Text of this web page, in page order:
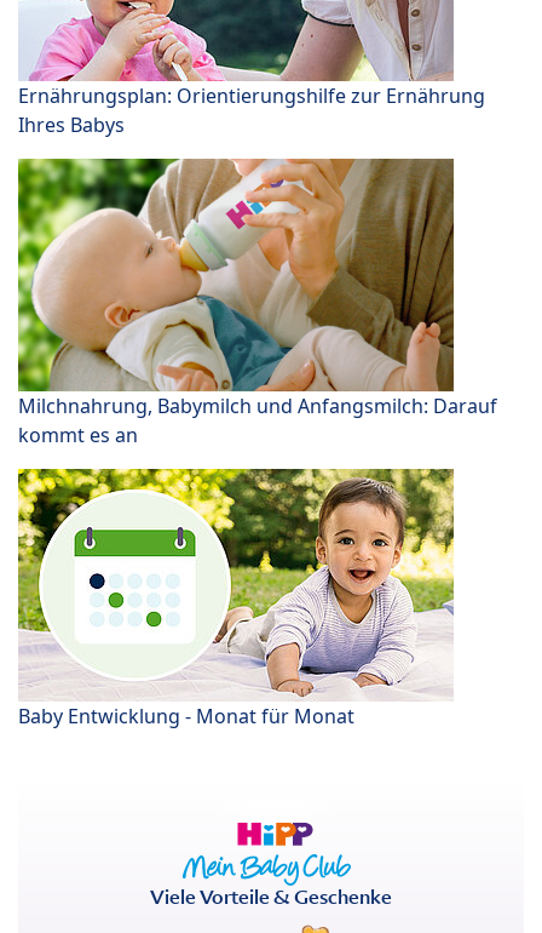
Ernährungsplan: Orientierungshilfe zur Ernährung
Ihres Babys
Milchnahrung, Babymilch und Anfangsmilch: Darauf
kommt es an
Baby Entwicklung - Monat für Monat
Viele Vorteile & Geschenke